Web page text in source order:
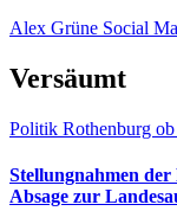
Alex Grüne Social
Versäumt
Politik Rothenburg
Stellungnahmen
Absage zur